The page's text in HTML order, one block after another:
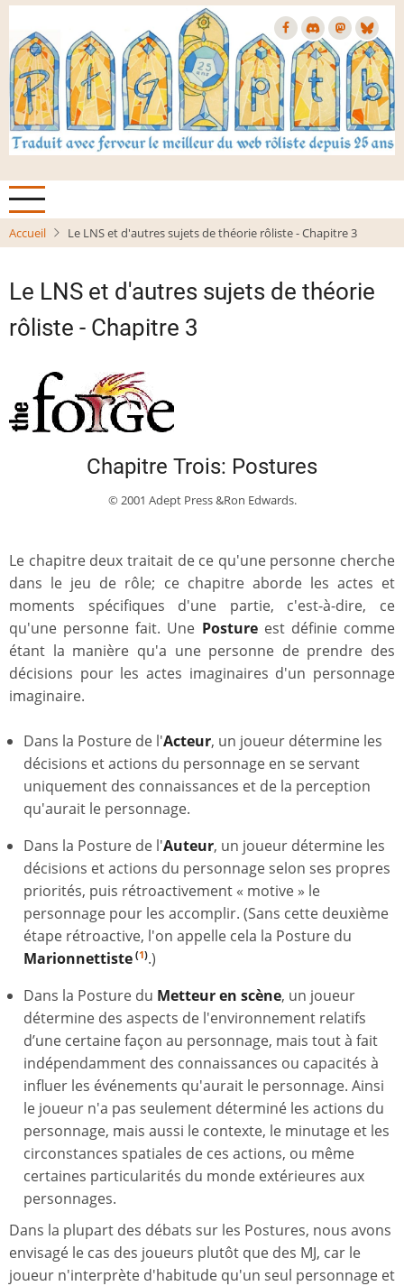
Aller
contenu
principal
Accueil Le LNS et d'autres sujets de théorie rôliste - Chapitre 3
Le LNS et d'autres sujets de théorie
rôliste - Chapitre 3
Chapitre Trois: Postures
© 2001 Adept Press &Ron Edwards.
Le chapitre deux traitait de ce qu'une personne cherche
dans le jeu de rôle; ce chapitre aborde les actes et
moments spécifiques d'une partie, c'est-à-dire, ce
qu'une personne fait. Une Posture est définie comme
étant la manière qu'a une personne de prendre des
décisions pour les actes imaginaires d'un personnage
imaginaire.
Dans la Posture de l'Acteur, un joueur détermine les
décisions et actions du personnage en se servant
uniquement des connaissances et de la perception
qu'aurait le personnage.
Dans la Posture de l'Auteur, un joueur détermine les
décisions et actions du personnage selon ses propres
priorités, puis rétroactivement « motive » le
personnage pour les accomplir. (Sans cette deuxième
étape rétroactive, l'on appelle cela la Posture du
Marionnettiste (1).)
Dans la Posture du Metteur en scène, un joueur
détermine des aspects de l'environnement relatifs
d’une certaine façon au personnage, mais tout à fait
indépendamment des connaissances ou capacités à
influer les événements qu'aurait le personnage. Ainsi
le joueur n'a pas seulement déterminé les actions du
personnage, mais aussi le contexte, le minutage et les
circonstances spatiales de ces actions, ou même
certaines particularités du monde extérieures aux
personnages.
Dans la plupart des débats sur les Postures, nous avons
envisagé le cas des joueurs plutôt que des MJ, car le
joueur n'interprète d'habitude qu'un seul personnage et